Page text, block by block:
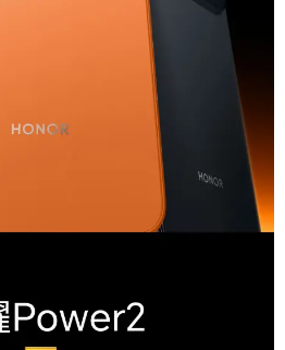
模式：人像模式/滤镜/笑脸抓拍/自拍镜
照/定时拍摄/手势拍照/自拍环形补光；
模式：AI摄影/高像素模式/广角/夜景模
式(含美肤)/专业模式/全景/滤镜/水印/
持1080P，后置最高支持4K视频录制